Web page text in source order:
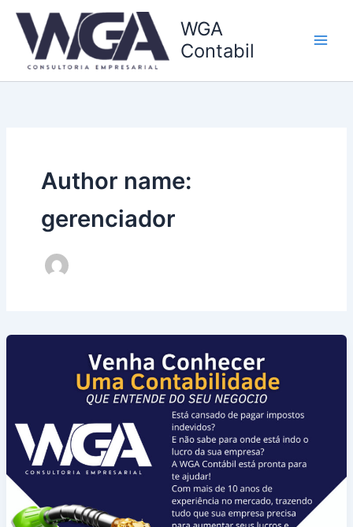
para
conteúdo
WGA
Contabil
Author name:
gerenciador